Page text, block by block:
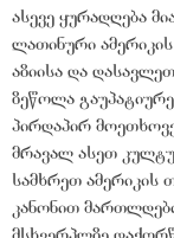
ასევე ყურადღება
ლათინური
აზიისა და
ზეწოლა
პირდაპირ
მრავალ ასეთ
სამხრეთ ამერიკის
კანონით